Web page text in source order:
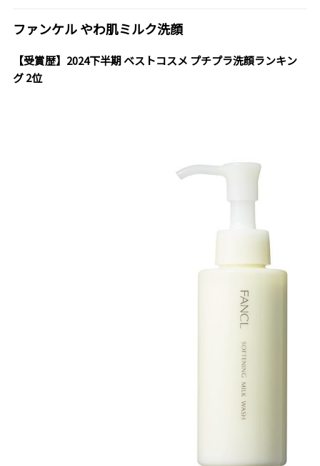
ファンケル やわ肌ミルク洗顔
【受賞歴】2024下半期 ベストコスメ プチプラ洗顔ランキン
グ 2位